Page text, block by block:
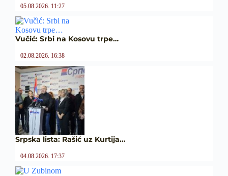
05.08.2026. 11:27
Vučić: Srbi na Kosovu trpe…
02.08.2026. 16:38
Srpska lista: Rašić uz Kurtija…
04.08.2026. 17:37